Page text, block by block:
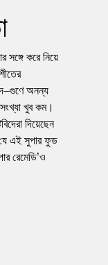
সঙ্গে করে নিয়ে
অনন্য
খুব কম।
দিয়েছেন
এই সুপার ফুড
রেমেডি’ও